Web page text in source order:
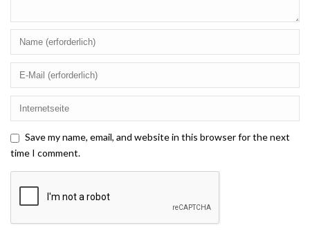
Save my name, email, and website in this browser for the next
time I comment.